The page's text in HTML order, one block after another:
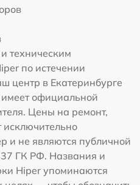
техническим
по истечении
центр в Екатеринбурге
официальной
Цены на ремонт,
исключительно
и не являются публичной
ГК РФ. Названия и
Hiper упоминаются